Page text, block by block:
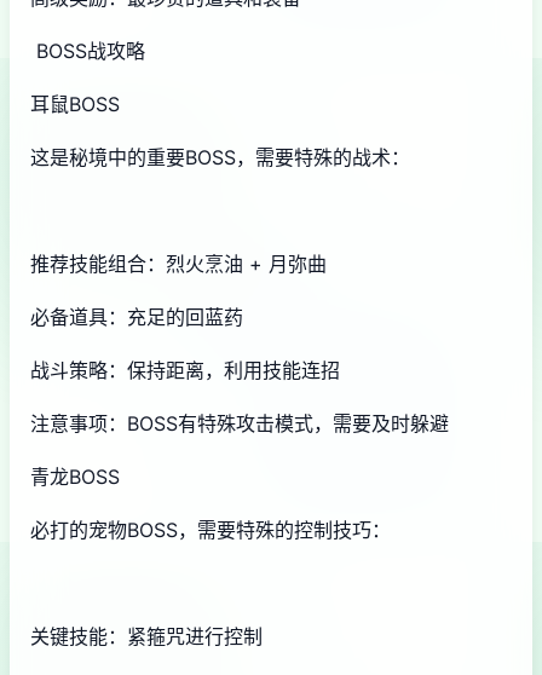
BOSS战攻略
耳鼠BOSS
这是秘境中的重要BOSS，需要特殊的战术：
推荐技能组合：烈火烹油 + 月弥曲
必备道具：充足的回蓝药
战斗策略：保持距离，利用技能连招
注意事项：BOSS有特殊攻击模式，需要及时躲避
青龙BOSS
必打的宠物BOSS，需要特殊的控制技巧：
关键技能：紧箍咒进行控制